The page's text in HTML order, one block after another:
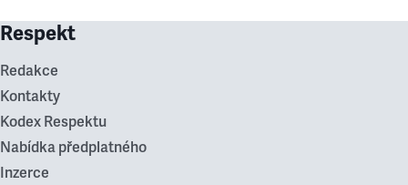
Respekt
Redakce
Kontakty
Kodex Respektu
Nabídka předplatného
Inzerce